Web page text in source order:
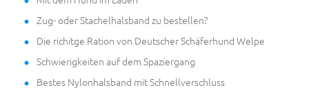
Zug- oder Stachelhalsband zu bestellen?
Die richitge Ration von Deutscher Schäferhund Welpe
Schwierigkeiten auf dem Spaziergang
Bestes Nylonhalsband mit Schnellverschluss